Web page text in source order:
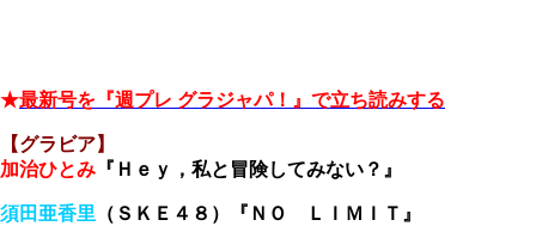
★最新号を『週プレ グラジャパ！』で立ち読みする
【グラビア】
加治ひとみ 『Ｈｅｙ，私と冒険してみない？』
須田亜香里 （ＳＫＥ４８）『ＮＯ ＬＩＭＩＴ』